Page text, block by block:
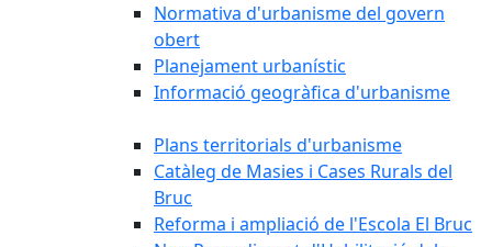
Normativa d'urbanisme del govern
obert
Planejament urbanístic
Informació geogràfica d'urbanisme
Plans territorials d'urbanisme
Catàleg de Masies i Cases Rurals del
Bruc
Reforma i ampliació de l'Escola El Bruc